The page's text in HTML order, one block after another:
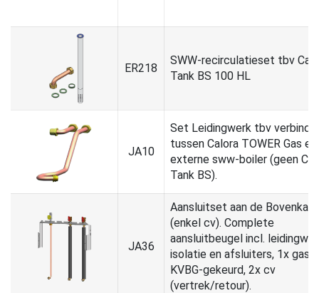
ER218
SWW-recirculatieset tbv
Tank BS 100 HL
JA10
Set Leidingwerk tbv
tussen Calora TOWER Gas
externe sww-boiler (geen
Tank BS).
JA36
Aansluitset aan de Bovenkant
(enkel cv). Complete
aansluitbeugel incl.
isolatie en afsluiters, 1x gas
KVBG-gekeurd, 2x cv
(vertrek/retour).